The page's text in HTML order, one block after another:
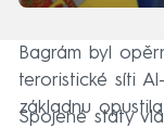
Bagrám byl
teroristické síti
základnu
Spojené státy